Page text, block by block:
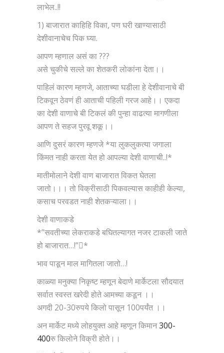
लाभेल..!!
1) बाजारात काहिहि विका, पण घरी खाण्यासाठी
देशीवानाचेच पिक घ्या.
आपण म्हणाल असं का ???
असे चुकीचे सल्ले का शेतकरी लोकांना देता।।
पाहिलं कारण म्हणजे, आताच्या घडीला हे देशीवानाचे बी
टिकवून ठेवणं ही आताची पहिली गरज आहे।। एकदा
का देशी वाणाचे बी टिकलं की पुन्हा वाढत्या मागणीला
आपण ते सहज पुरवू शकू।।
आणि दुसरं कारण म्हणजे *या लुकलुकत्या जगाला
किंमत नाही करता येत हो आपल्या देशी वाणाची..!*
मातीमोलाने देशी वाण बाजारात विकत घेतला
जातो।।। तो विक्रीसाठी पिकवल्यास काहीही केल्या,
कसाच परवडत नाही शेतकऱ्याला।।
देशी वाणाकडे
*”सवतीच्या लेकराकडे बघितल्यागत नजर टाकली जाते
हो बाजारात…!”*
भाव पाडून माल मागितला जातो…!
काळ्या मनुक्या निकृष्ट म्हणून बेदाणे मार्केटला सौदयात
सर्वात स्वस्त खरेदी होते आमच्या कडून ।।
अगदी 20-30रुपये किलो पासून 100पर्यंत ।।
अन मार्केट मध्ये लोहयुक्त आहे म्हणून किमान300-
400रु किलोने विक्री होते।।